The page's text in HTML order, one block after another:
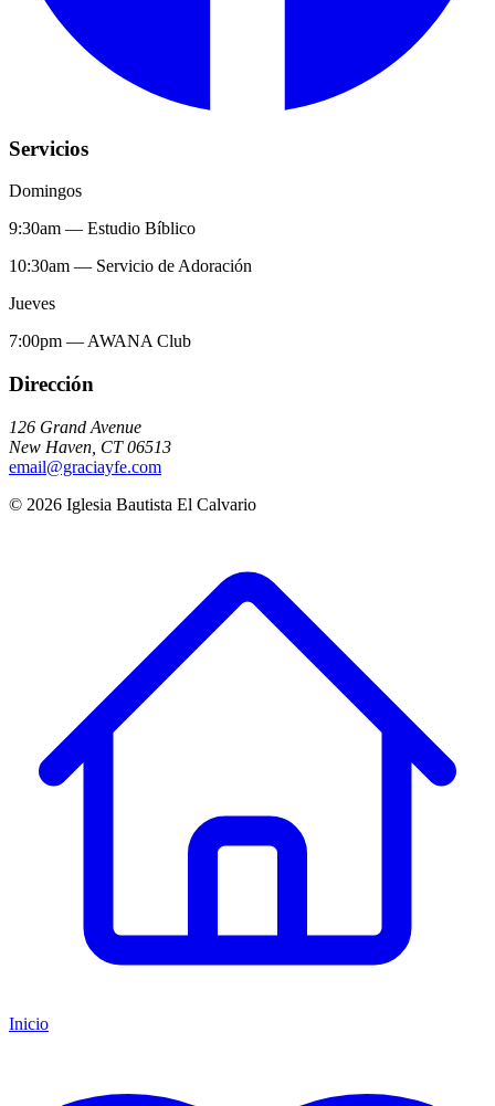
Servicios
Domingos
9:30am — Estudio Bíblico
10:30am — Servicio de Adoración
Jueves
7:00pm — AWANA Club
Dirección
126 Grand Avenue
New Haven CT 06513
email@graciayfe.com
© 2026 Iglesia Bautista El Calvario
Inicio